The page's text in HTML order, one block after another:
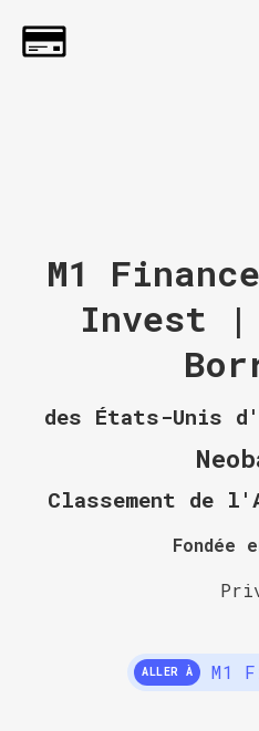
M1
Invest |
des États-Unis
Classement de
Fondée
ALLER À M1